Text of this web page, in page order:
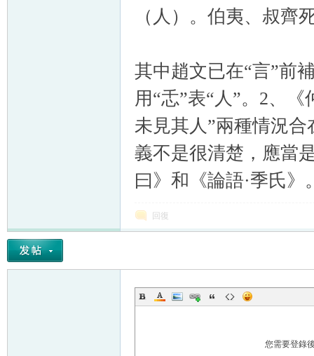
（人）。伯夷、叔齊
其中趙文已在“言”前
用“忎”表“人”。2、
未見其人”兩種情況
義不是很清楚，應當
曰》和《論語·季氏》
回復
您需要登錄